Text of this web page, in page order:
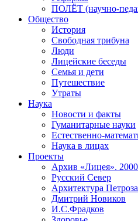
ПОЛЁТ (научно-
Общество
История
Свободная трибуна
Люди
Лицейские беседы
Семья и дети
Путешествие
Утраты
Наука
Новости и факты
Гуманитарные науки
Естественно-
Наука в лицах
Проекты
Архив «Лицея».
Русский Север
Архитектура
Дмитрий Новиков
И.С.Фрадков